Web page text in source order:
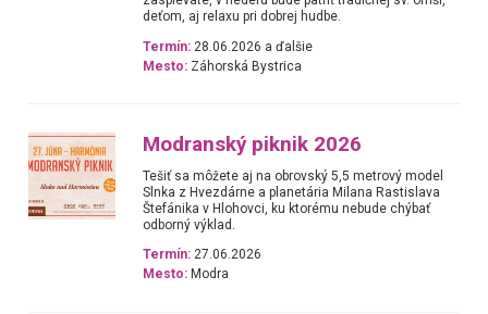
deťom, aj relaxu pri dobrej hudbe.
Termín: 28.06.2026 a ďalšie
Mesto: Záhorská Bystrica
Modranský piknik 2026
Tešiť sa môžete aj na obrovský 5,5 metrový model
Slnka z Hvezdárne a planetária Milana Rastislava
Štefánika v Hlohovci, ku ktorému nebude chýbať
odborný výklad.
Termín: 27.06.2026
Mesto: Modra